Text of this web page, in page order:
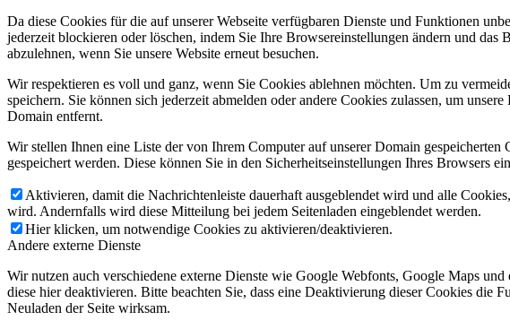
Da diese Cookies für die auf unserer Webseite verfügbaren Dienste und Funktionen
jederzeit blockieren oder löschen, indem Sie Ihre Browsereinstellungen ändern und
abzulehnen, wenn Sie unsere Website erneut besuchen.
Wir respektieren es voll und ganz, wenn Sie Cookies ablehnen möchten. Um zu
speichern. Sie können sich jederzeit abmelden oder andere Cookies zulassen, um
Domain entfernt.
Wir stellen Ihnen eine Liste der von Ihrem Computer auf unserer Domain
gespeichert werden. Diese können Sie in den Sicherheitseinstellungen Ihres Browsers
Aktivieren, damit die Nachrichtenleiste dauerhaft ausgeblendet wird und alle
wird. Andernfalls wird diese Mitteilung bei jedem Seitenladen eingeblendet werden.
Hier klicken, um notwendige Cookies zu aktivieren/deaktivieren.
Andere externe Dienste
Wir nutzen auch verschiedene externe Dienste wie Google Webfonts, Google Maps
diese hier deaktivieren. Bitte beachten Sie, dass eine Deaktivierung dieser Cookies die
Neuladen der Seite wirksam.